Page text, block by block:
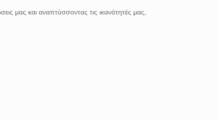
μας και αναπτύσσοντας τις ικανότητές μας,